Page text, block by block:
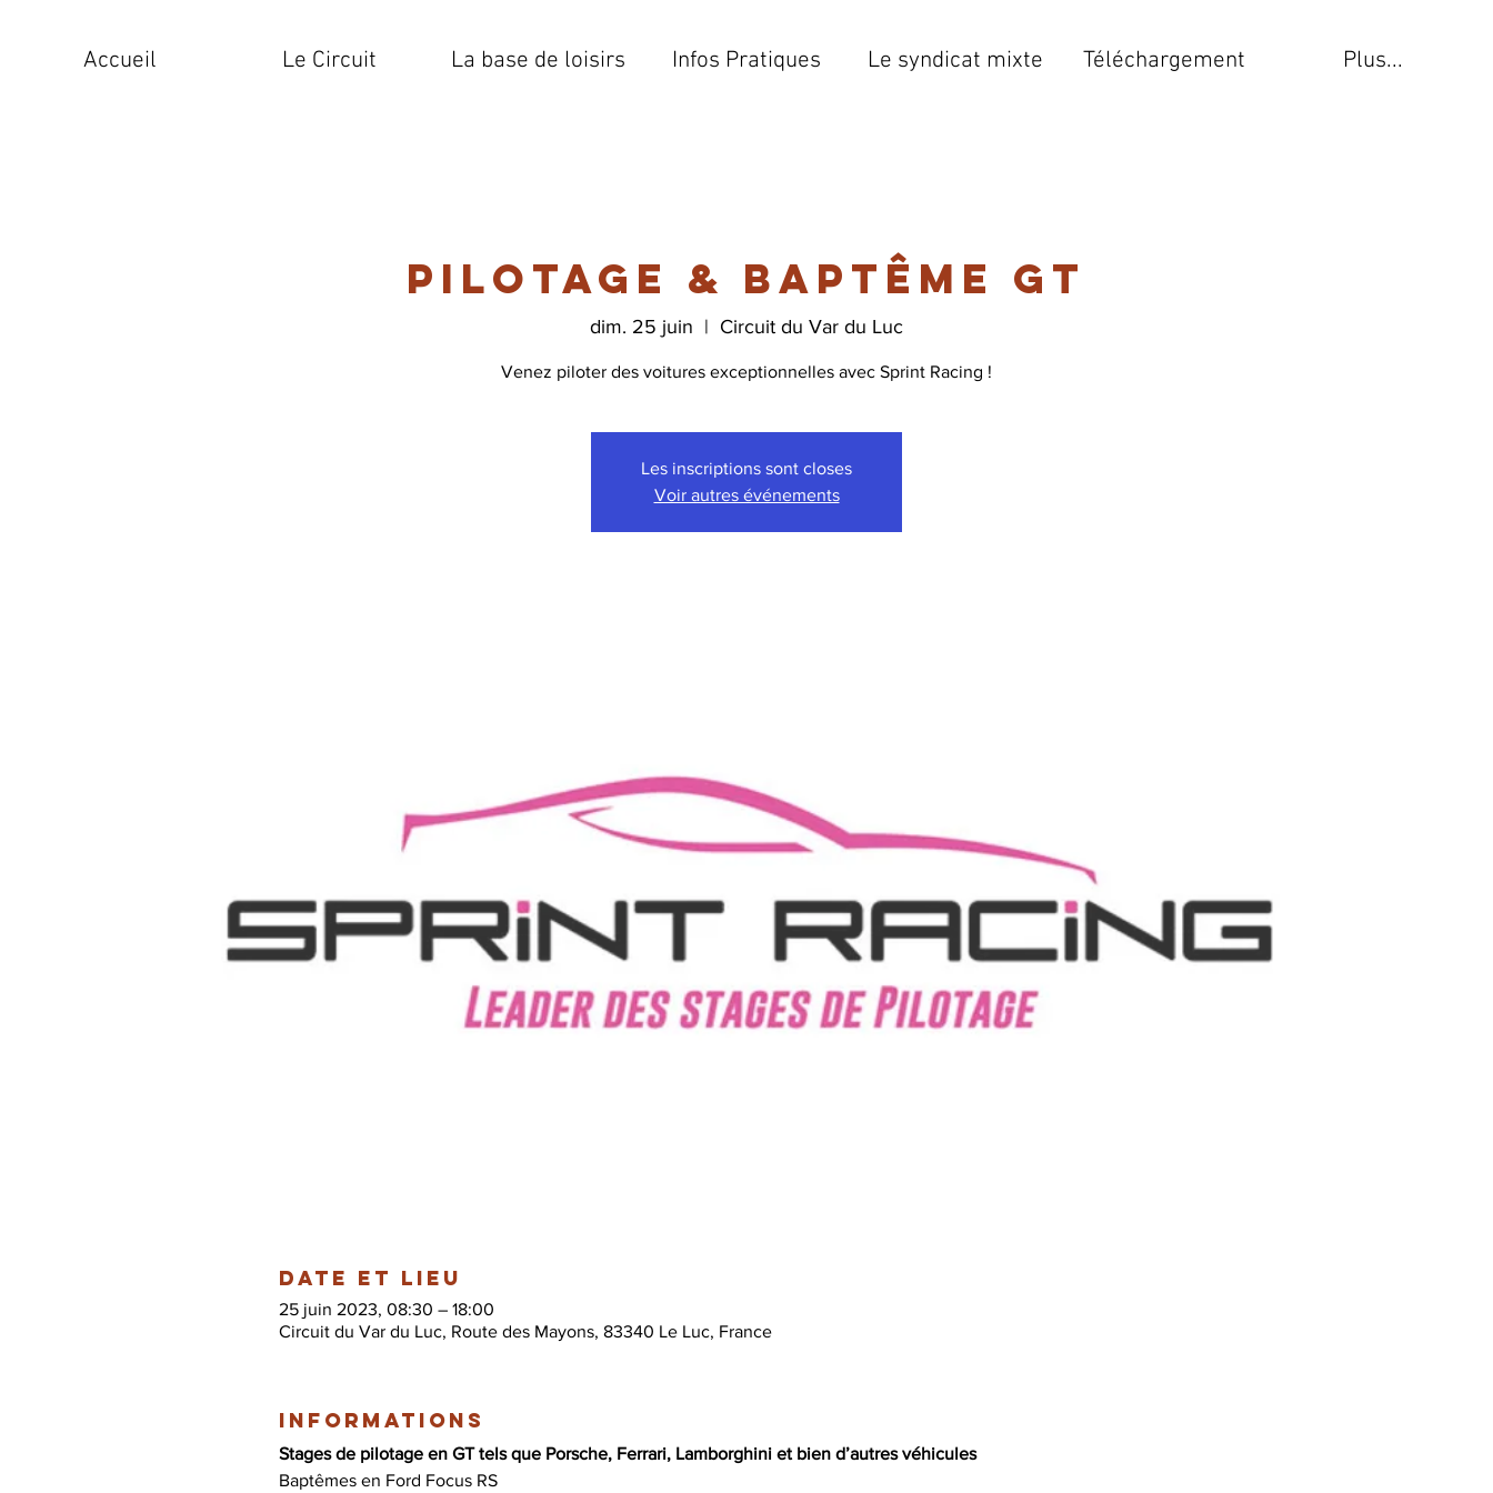
Accueil Le Circuit La base de loisirs Infos Pratiques Le syndicat mixte Téléchargement Plus...
Pilotage & Baptême GT
dim. 25 juin
  |
Circuit du Var du Luc
Venez piloter des voitures exceptionnelles avec Sprint Racing !
Les inscriptions sont closes
Voir autres événements
Date et lieu
25 juin 2023, 08:30 – 18:00
Circuit du Var du Luc, Route des Mayons, 83340 Le Luc, France
Informations
Stages de pilotage en GT tels que Porsche, Ferrari, Lamborghini et bien d’autres véhicules
Baptêmes en Ford Focus RS